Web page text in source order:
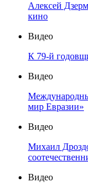
Алексей
кино
Видео
К 79-й
Видео
мир Евразии»
Видео
Михаил
Видео